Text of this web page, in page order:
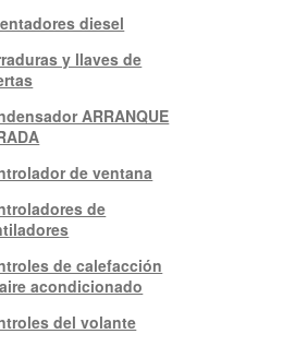
diesel
y llaves de
ARRANQUE
de ventana
de
de calefacción
acondicionado
del volante